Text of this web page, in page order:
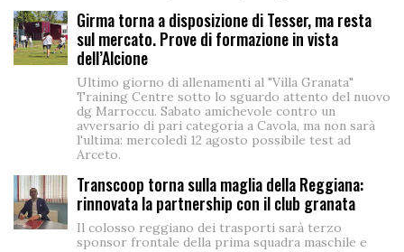
Girma torna a disposizione di Tesser, ma resta
sul mercato. Prove di formazione in vista
dell’Alcione
Ultimo giorno di allenamenti al "Villa Granata"
Training Centre sotto lo sguardo attento del nuovo
dg Marroccu. Sabato amichevole contro un
avversario di pari categoria a Cavola, ma non sarà
l'ultima: mercoledì 12 agosto possibile test ad
Arceto.
Transcoop torna sulla maglia della Reggiana:
rinnovata la partnership con il club granata
Il colosso reggiano dei trasporti sarà terzo
sponsor frontale della prima squadra maschile e